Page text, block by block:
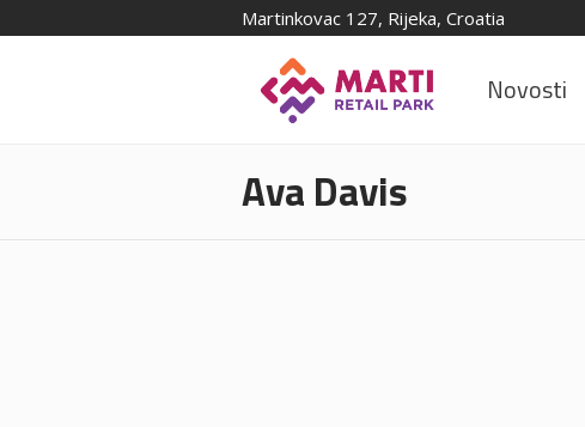
Martinkovac 127, Rijeka, Croatia
Novosti
Ava Davis